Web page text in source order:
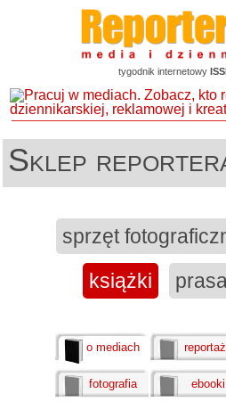
tygodnik internetowy
Sklep
sprzęt
książki
o mediach
fotografia ebooki